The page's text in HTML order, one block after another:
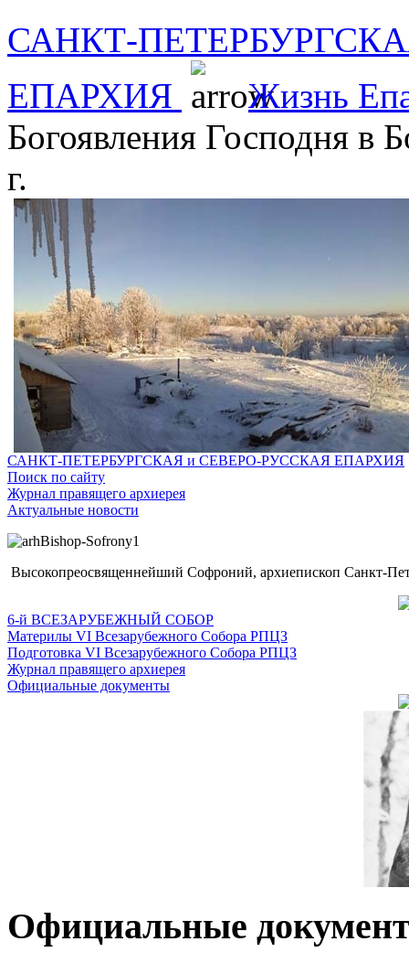
САНКТ-
ЕПАРХИЯ
Жизнь
Богоявления Господня в
г.
САНКТ-ПЕТЕРБУРГСКАЯ и СЕВЕРО-РУССКАЯ ЕПАРХИЯ
Поиск по сайту
Журнал правящего архиерея
Актуальные новости
Высокопреосвященнейший Софроний, архиепископ Санкт-
6-й ВСЕЗАРУБЕЖНЫЙ СОБОР
Материлы VI Всезарубежного Собора РПЦЗ
Подготовка VI Всезарубежного Собора РПЦЗ
Журнал правящего архиерея
Официальные документы
Официальные